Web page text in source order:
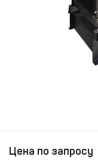
Цена по запросу